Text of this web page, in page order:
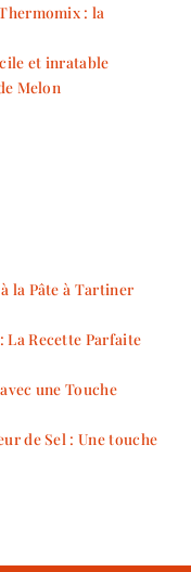
: la
et inratable
Melon
la Pâte à Tartiner
La Recette Parfaite
une Touche
de Sel : Une touche